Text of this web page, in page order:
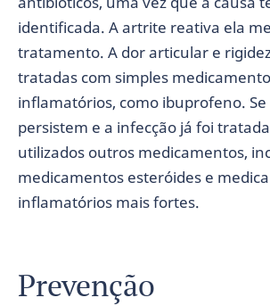
identificada. A artrite reativa ela
tratamento. A dor articular e
tratadas com simples
inflamatórios, como ibuprofeno.
persistem e a infecção já foi
utilizados outros medicamentos,
medicamentos esteróides e
inflamatórios mais fortes.
Prevenção